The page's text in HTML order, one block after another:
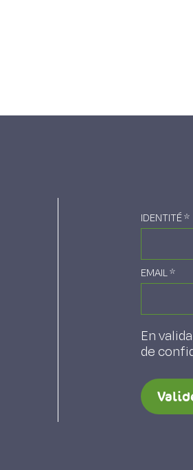
IDENTITÉ*
EMAIL*
En
de